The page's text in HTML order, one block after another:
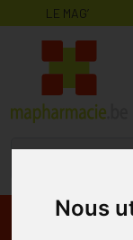
Nous
LE MAG’
Promos